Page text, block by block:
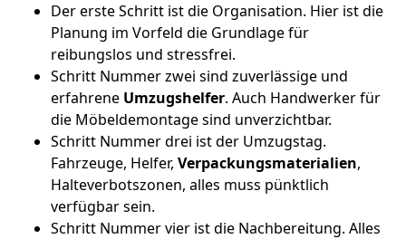
Der erste Schritt ist die Organisation. Hier ist die
Planung im Vorfeld die Grundlage für
reibungslos und stressfrei.
Schritt Nummer zwei sind zuverlässige und
erfahrene Umzugshelfer. Auch Handwerker für
die Möbeldemontage sind unverzichtbar.
Schritt Nummer drei ist der Umzugstag.
Fahrzeuge, Helfer, Verpackungsmaterialien,
Halteverbotszonen, alles muss pünktlich
verfügbar sein.
Schritt Nummer vier ist die Nachbereitung. Alles